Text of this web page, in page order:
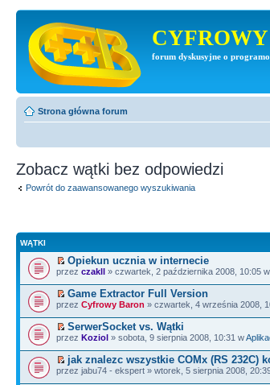
forum dyskusyjne o
Strona główna forum
Zobacz wątki bez odpowiedzi
Powrót do zaawansowanego wyszukiwania
WĄTKI
Opiekun ucznia w internecie
przez czakll » czwartek, 2 października 2008, 10:05 w
Game Extractor Full Version
przez Cyfrowy Baron » czwartek, 4 września 2008,
SerwerSocket vs. Wątki
przez Koziol » sobota, 9 sierpnia 2008, 10:31 w
jak znalezc wszystkie COMx (RS 232C)
przez jabu74 - ekspert » wtorek, 5 sierpnia 2008,